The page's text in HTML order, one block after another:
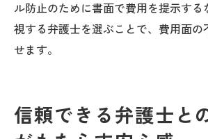
ル防止のために書面で費用を提示する
視する弁護士を選ぶことで、費用面の
せます。
信頼できる弁護士と